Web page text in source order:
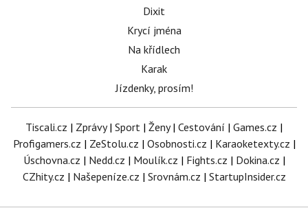
Dixit
Krycí jména
Na křídlech
Karak
Jízdenky, prosím!
Tiscali.cz | Zprávy| Sport | Ženy| Cestování | Games.cz |
Profigamers.cz | ZeStolu.cz | Osobnosti.cz | Karaoketexty.cz |
Úschovna.cz | Nedd.cz | Moulík.cz | Fights.cz | Dokina.cz |
CZhity.cz | Našepeníze.cz | Srovnám.cz | StartupInsider.cz